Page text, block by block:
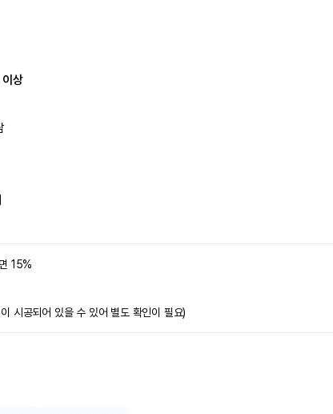
상
15%
시공되어 있을 수 있어 별도 확인이 필요)